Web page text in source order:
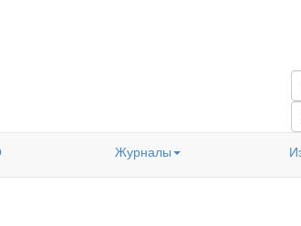
Журналы